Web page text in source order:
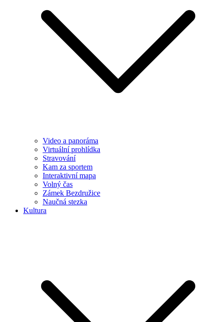
Video a panoráma
Virtuální prohlídka
Stravování
Kam za sportem
Interaktivní mapa
Volný čas
Zámek Bezdružice
Naučná stezka
Kultura